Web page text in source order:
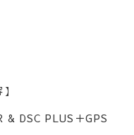
& DSC PLUS＋GPS